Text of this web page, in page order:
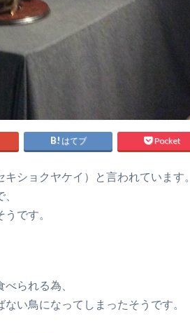
はてブ Pocket
ショクヤケイ）と言われています。
です。
られる為、
い鳥になってしまったそうです。